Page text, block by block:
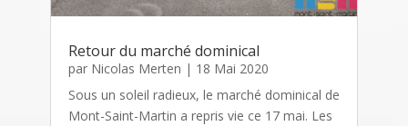
Retour du marché dominical
par Nicolas Merten | 18 Mai 2020
Sous un soleil radieux, le marché dominical de
Mont-Saint-Martin a repris vie ce 17 mai. Les